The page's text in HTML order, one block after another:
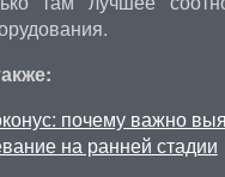
почему важно
на ранней стадии